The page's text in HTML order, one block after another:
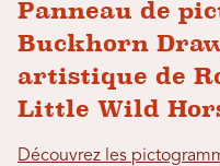
Panneau de
Buckhorn
artistique de
Little Wild
Découvrez les